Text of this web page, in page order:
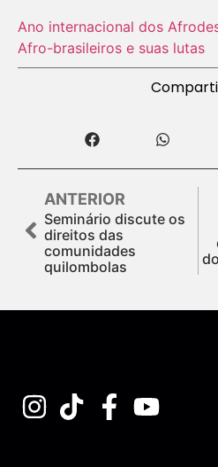
Ano internacional dos
Afro-brasileiros e suas lutas
ANTERIOR
Seminário discute os
direitos das
comunidades
quilombolas